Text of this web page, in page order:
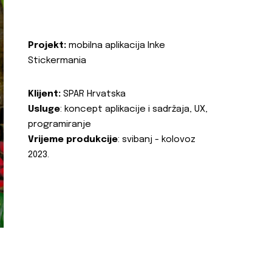
Projekt: mobilna aplikacija Inke
Stickermania
Klijent: SPAR Hrvatska
Usluge: koncept aplikacije i sadržaja, UX,
programiranje
Vrijeme produkcije: svibanj - kolovoz
2023.